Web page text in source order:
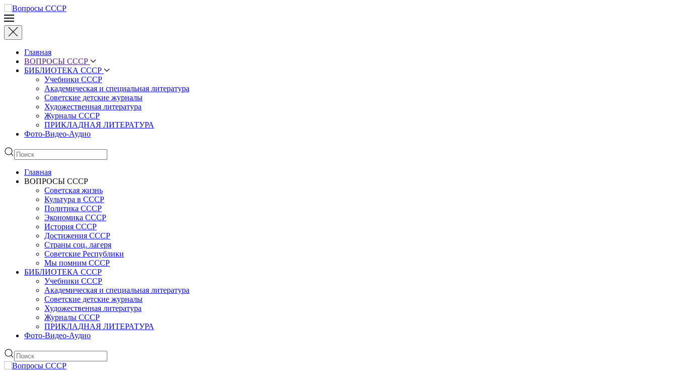
Главная
ВОПРОСЫ СССР
БИБЛИОТЕКА СССР
Учебники СССР
Академическая и специальная литература
Советские детские журналы
Художественная литература
Журналы СССР
ПРИКЛАДНАЯ ЛИТЕРАТУРА
Фото-Видео-Аудио
Главная
ВОПРОСЫ СССР
Советская жизнь
Культура в СССР
Политика СССР
Экономика СССР
История СССР
Достижения СССР
Страны соц. лагеря
Советские Республики
Мы помним СССР
БИБЛИОТЕКА СССР
Учебники СССР
Академическая и специальная литература
Советские детские журналы
Художественная литература
Журналы СССР
ПРИКЛАДНАЯ ЛИТЕРАТУРА
Фото-Видео-Аудио